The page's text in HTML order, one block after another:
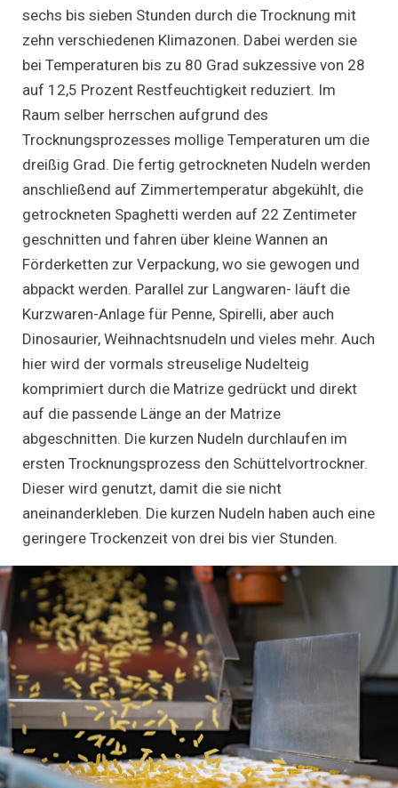
sechs bis sieben Stunden durch die Trocknung mit
zehn verschiedenen Klimazonen. Dabei werden sie
bei Temperaturen bis zu 80 Grad sukzessive von 28
auf 12,5 Prozent Restfeuchtigkeit reduziert. Im
Raum selber herrschen aufgrund des
Trocknungsprozesses mollige Temperaturen um die
dreißig Grad. Die fertig getrockneten Nudeln werden
anschließend auf Zimmertemperatur abgekühlt, die
getrockneten Spaghetti werden auf 22 Zentimeter
geschnitten und fahren über kleine Wannen an
Förderketten zur Verpackung, wo sie gewogen und
abpackt werden. Parallel zur Langwaren- läuft die
Kurzwaren-Anlage für Penne, Spirelli, aber auch
Dinosaurier, Weihnachtsnudeln und vieles mehr. Auch
hier wird der vormals streuselige Nudelteig
komprimiert durch die Matrize gedrückt und direkt
auf die passende Länge an der Matrize
abgeschnitten. Die kurzen Nudeln durchlaufen im
ersten Trocknungsprozess den Schüttelvortrockner.
Dieser wird genutzt, damit die sie nicht
aneinanderkleben. Die kurzen Nudeln haben auch eine
geringere Trockenzeit von drei bis vier Stunden.